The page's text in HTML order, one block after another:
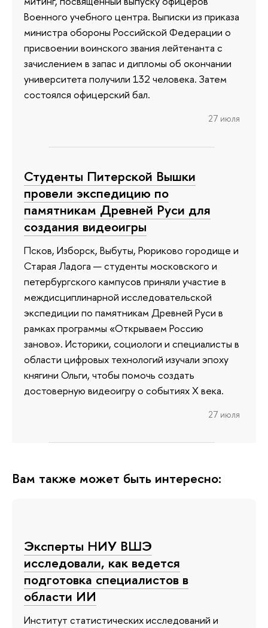
Военного учебного центра. Выписки из приказа
министра обороны Российской Федерации о
присвоении воинского звания лейтенанта с
зачислением в запас и дипломы об окончании
университета получили 132 человека. Затем
состоялся офицерский бал.
27 июля
Студенты Питерской Вышки
провели экспедицию по
памятникам Древней Руси для
создания видеоигры
Псков, Изборск, Выбуты, Рюриково городище и
Старая Ладога — студенты московского и
петербургского кампусов приняли участие в
междисциплинарной исследовательской
экспедиции по памятникам Древней Руси в
рамках программы «Открываем Россию
заново». Историки, социологи и специалисты в
области цифровых технологий изучали эпоху
княгини Ольги, чтобы помочь создать
достоверную видеоигру о событиях X века.
27 июля
Вам также может быть интересно:
Эксперты НИУ ВШЭ
исследовали, как ведется
подготовка специалистов в
области ИИ
Институт статистических исследований и